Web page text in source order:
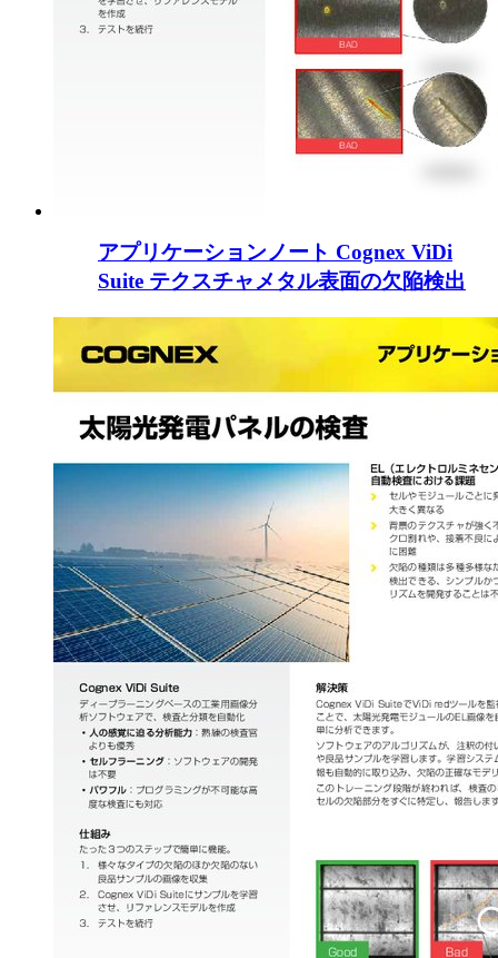
アプリケーションノート Cognex ViDi
Suite テクスチャメタル表面の欠陥検出